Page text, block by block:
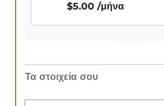
$5.00 /μήνα
Τα στοιχεία σου